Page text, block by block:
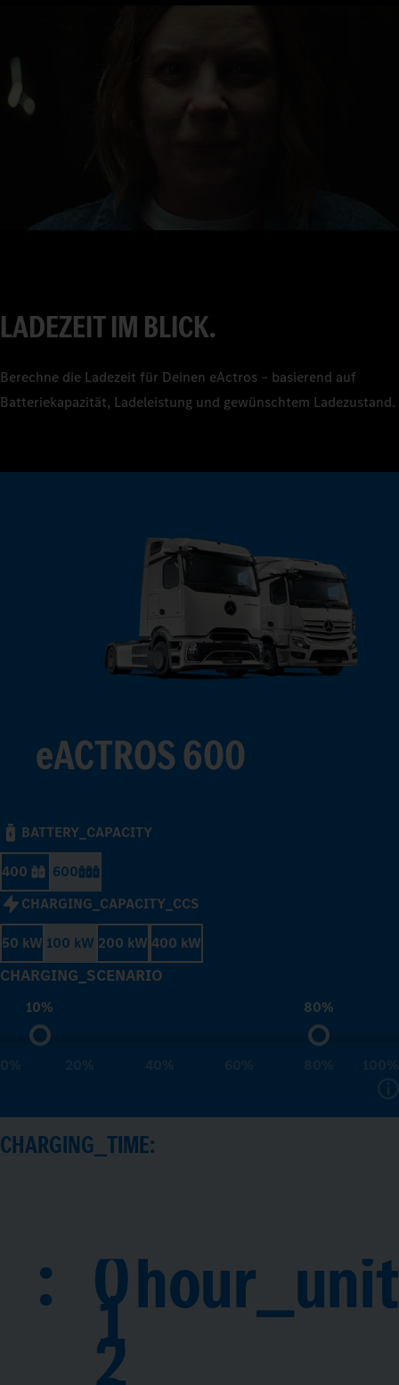
LADEZEIT IM BLICK.
Berechne die Ladezeit für Deinen eActros – basierend auf
Batteriekapazität, Ladeleistung und gewünschtem Ladezustand.
eACTROS 600
BATTERY_CAPACITY
400
600
CHARGING_CAPACITY_CCS
50 kW 100 kW 200 kW 400 kW
CHARGING_SCENARIO
10% 80%
CHARGING_TIME:
:
7
8
9
0
1
2
hour_unit